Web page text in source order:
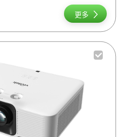
更多